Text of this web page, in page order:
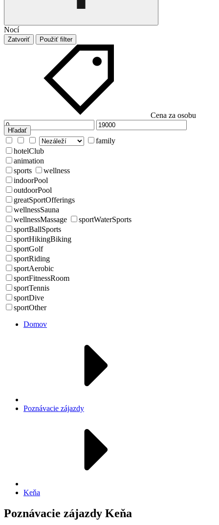
Nocí
Zatvoriť Použiť filter
Cena za osobu
Hľadať
family
hotelClub
animation
sports
wellness
indoorPool
outdoorPool
greatSportOfferings
wellnessSauna
wellnessMassage
sportWaterSports
sportBallSports
sportHikingBiking
sportGolf
sportRiding
sportAerobic
sportFitnessRoom
sportTennis
sportDive
sportOther
Domov
Poznávacie zájazdy
Keňa
Poznávacie zájazdy Keňa